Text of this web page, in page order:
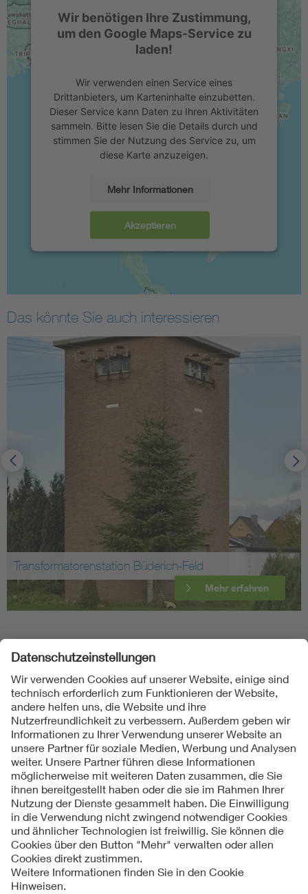
Wir benötigen Ihre Zustimmung,
um den Google Maps-Service zu
laden!
Wir verwenden einen Service eines
Drittanbieters, um Karteninhalte einzubetten.
Dieser Service kann Daten zu Ihren Aktivitäten
sammeln. Bitte lesen Sie die Details durch und
stimmen Sie der Nutzung des Service zu, um
diese Karte anzuzeigen.
Mehr Informationen
Akzeptieren
Das könnte Sie auch interessieren
Transformatorenstation Büderich-Feld
Mehr erfahren
Folgen Sie uns
Kontakte
Service
Impressum
Datenschutzinformationen